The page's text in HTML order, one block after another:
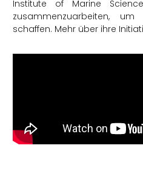
Institute of Marine
zusammenzuarbeiten,
schaffen. Mehr über ihre